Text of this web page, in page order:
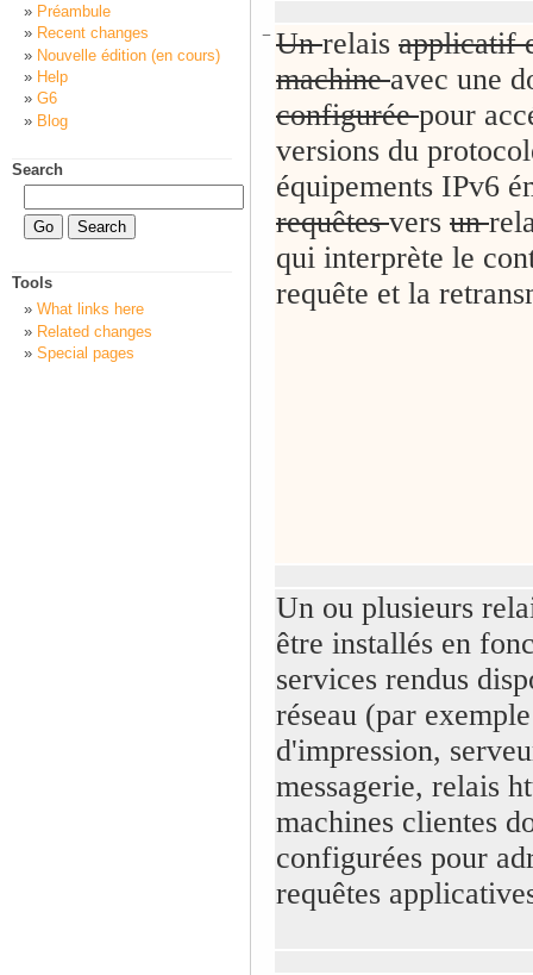
− Unrelais applicatif
machineavec une
configuréepour
versions du
équipements IPv6
requêtesvers un
qui interprète le
requête et la
Un ou plusieurs
être installés en
services rendus
réseau (par
d'impression,
messagerie, relais
machines clientes
configurées pour
requêtes
Préambule
Recent changes
Nouvelle édition (en cours)
Help
G6
Blog
Search
Tools
What links here
Related changes
Special pages